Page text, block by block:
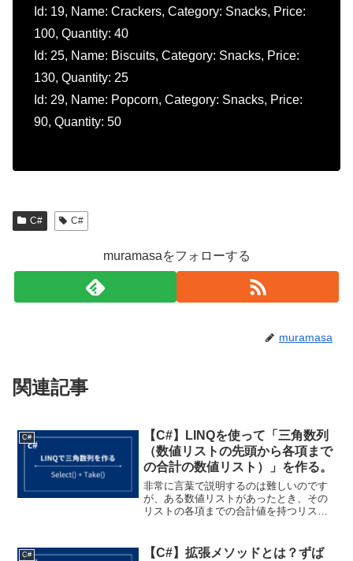
Id: 19, Name: Crackers, Category: Snacks, Price:
100, Quantity: 40
Id: 25, Name: Biscuits, Category: Snacks, Price:
130, Quantity: 25
Id: 29, Name: Popcorn, Category: Snacks, Price:
90, Quantity: 50
C# C#
muramasaをフォローする
muramasa
関連記事
C#
【C#】LINQを使って「三角数列
（数値リストの先頭から各項まで
の合計の数値リスト）」を作る。
非常に言葉で説明するのは難しいのです
が、ある数値リストがあったとき、その
リストの各項までの合計値を持つリスト
は以下の通りです。List<int> {1 ,2 ,3 ,4...
C#
【C#】拡張メソッドとは？ずば